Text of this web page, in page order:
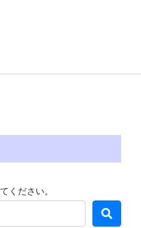
ください。